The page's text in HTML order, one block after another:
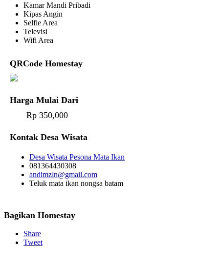
Kamar Mandi Pribadi
Kipas Angin
Selfie Area
Televisi
Wifi Area
QRCode Homestay
Harga Mulai Dari
Rp 350,000
Kontak Desa Wisata
Desa Wisata Pesona Mata Ikan
081364430308
andimzln@gmail.com
Teluk mata ikan nongsa batam
Bagikan Homestay
Share
Tweet